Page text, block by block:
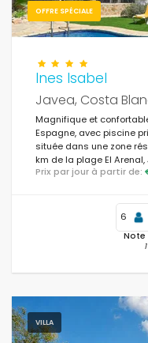
OFFRE SPÉCIALE
Ines Isabel
Javea, Costa
Magnifique et
Espagne, avec piscine
située dans une zone
km de la plage El Arenal,
Prix par jour à partir de:
6
Note
VILLA